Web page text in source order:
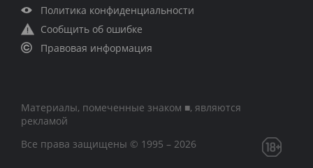
Политика конфиденциальности
Сообщить об ошибке
Правовая информация
Материалы, помеченные знаком ■, являются
рекламой
Все права защищены © 1995 – 2026